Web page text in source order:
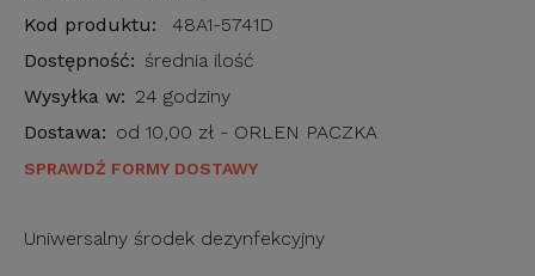
Kod produktu:
48A1-5741D
Dostępność: średnia ilość
Wysyłka w: 24 godziny
Dostawa: od 10,00 zł - ORLEN PACZKA
SPRAWDŹ FORMY DOSTAWY
Uniwersalny środek dezynfekcyjny